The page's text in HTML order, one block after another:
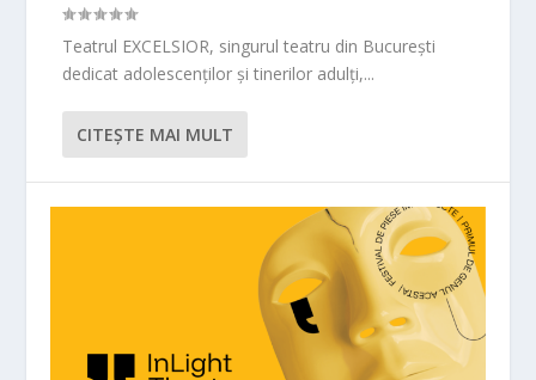
Teatrul EXCELSIOR, singurul teatru din București
dedicat adolescenților și tinerilor adulți,...
CITEŞTE MAI MULT